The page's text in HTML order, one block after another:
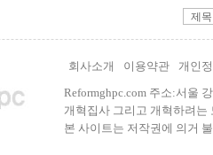
회사소개 이용약관
개인
Reformghpc.com 주소:서울
개혁집사 그리고 개혁하려는
본 사이트는 저작권에 의거